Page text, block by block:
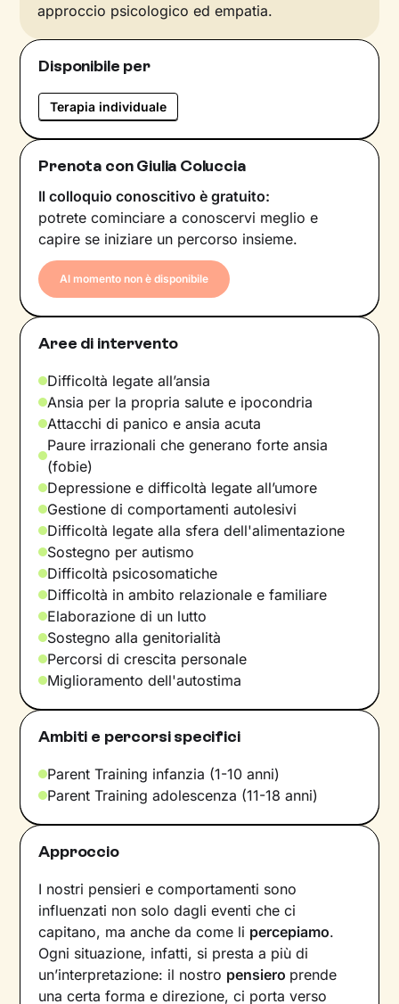
approccio psicologico ed empatia.
Disponibile per
Terapia individuale
Prenota con Giulia Coluccia
Il colloquio conoscitivo è gratuito:
potrete cominciare a conoscervi meglio e
capire se iniziare un percorso insieme.
Al momento non è disponibile
Aree di intervento
Difficoltà legate all’ansia
Ansia per la propria salute e ipocondria
Attacchi di panico e ansia acuta
Paure irrazionali che generano forte ansia
(fobie)
Depressione e difficoltà legate all’umore
Gestione di comportamenti autolesivi
Difficoltà legate alla sfera dell'alimentazione
Sostegno per autismo
Difficoltà psicosomatiche
Difficoltà in ambito relazionale e familiare
Elaborazione di un lutto
Sostegno alla genitorialità
Percorsi di crescita personale
Miglioramento dell'autostima
Ambiti e percorsi specifici
Parent Training infanzia (1-10 anni)
Parent Training adolescenza (11-18 anni)
Approccio
I nostri pensieri e comportamenti sono
influenzati non solo dagli eventi che ci
capitano, ma anche da come li percepiamo.
Ogni situazione, infatti, si presta a più di
un’interpretazione: il nostro pensiero prende
una certa forma e direzione, ci porta verso